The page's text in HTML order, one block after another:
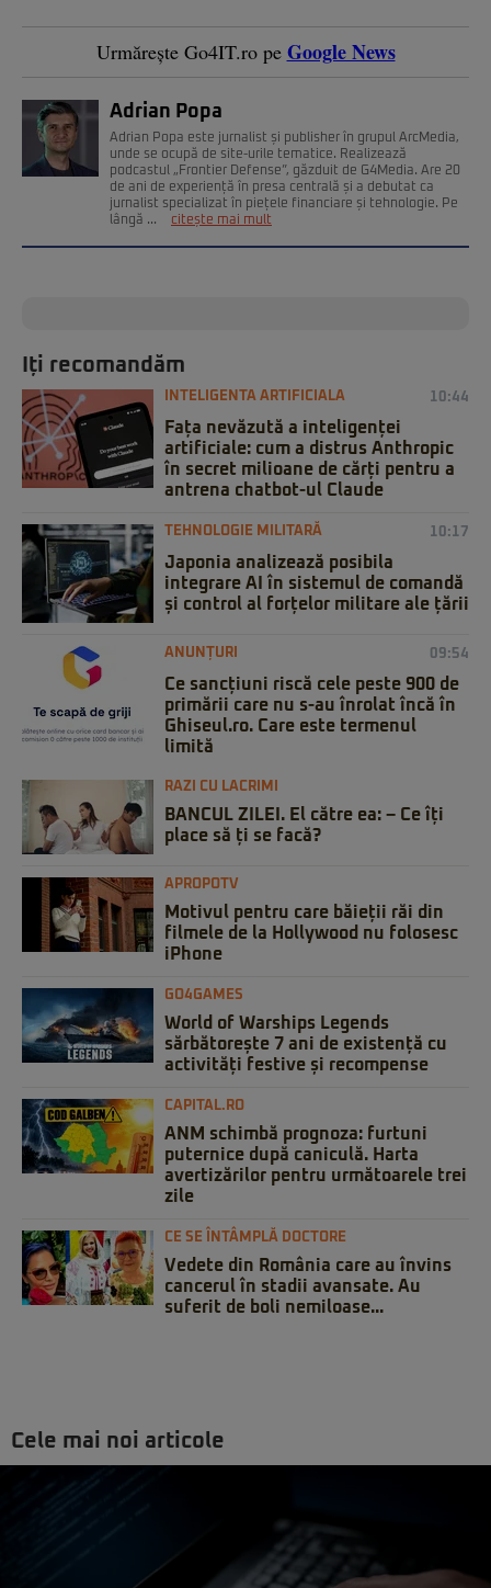
Urmărește Go4IT.ro pe Google News
Adrian Popa
Adrian Popa este jurnalist și publisher în grupul ArcMedia,
unde se ocupă de site-urile tematice. Realizează
podcastul „Frontier Defense”, găzduit de G4Media. Are 20
de ani de experiență în presa centrală și a debutat ca
jurnalist specializat în piețele financiare și tehnologie. Pe
lângă ...
citește mai mult
Iți recomandăm
INTELIGENTA ARTIFICIALA 10:44
Fața nevăzută a inteligenței
artificiale: cum a distrus Anthropic
în secret milioane de cărți pentru a
antrena chatbot-ul Claude
TEHNOLOGIE MILITARĂ 10:17
Japonia analizează posibila
integrare AI în sistemul de comandă
și control al forțelor militare ale țării
ANUNȚURI 09:54
Ce sancțiuni riscă cele peste 900 de
primării care nu s-au înrolat încă în
Ghiseul.ro. Care este termenul
limită
RAZI CU LACRIMI
BANCUL ZILEI. El către ea: – Ce îți
place să ți se facă?
APROPOTV
Motivul pentru care băieții răi din
filmele de la Hollywood nu folosesc
iPhone
GO4GAMES
World of Warships Legends
sărbătorește 7 ani de existență cu
activități festive și recompense
CAPITAL.RO
ANM schimbă prognoza: furtuni
puternice după caniculă. Harta
avertizărilor pentru următoarele trei
zile
CE SE ÎNTÂMPLĂ DOCTORE
Vedete din România care au învins
cancerul în stadii avansate. Au
suferit de boli nemiloase...
Cele mai noi articole